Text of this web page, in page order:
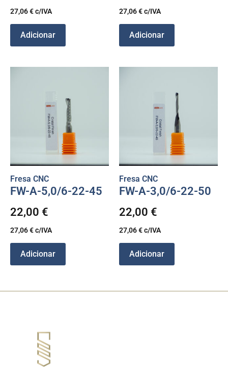
27,06€c/IVA
Adicionar
27,06€c/IVA
Adicionar
Fresa CNC
FW-A-5,0/6-22-45
22,00 €
27,06€c/IVA
Adicionar
Fresa CNC
FW-A-3,0/6-22-50
22,00 €
27,06€c/IVA
Adicionar